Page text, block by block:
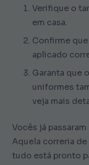
Verifique o
em casa.
Confirme
aplicado
Garanta que
uniformes
veja mais
Vocês já
Aquela correria
tudo está pronto